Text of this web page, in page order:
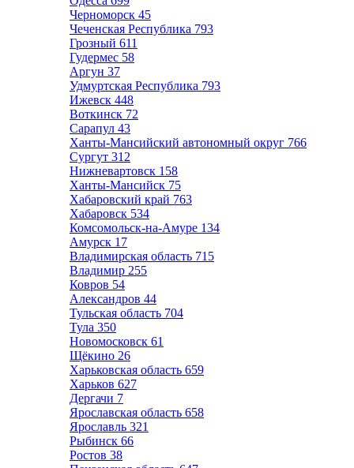
Черноморск 45
Чеченская Республика 793
Грозный 611
Гудермес 58
Аргун 37
Удмуртская Республика 793
Ижевск 448
Воткинск 72
Сарапул 43
Ханты-Мансийский автономный округ 766
Сургут 312
Нижневартовск 158
Ханты-Мансийск 75
Хабаровский край 763
Хабаровск 534
Комсомольск-на-Амуре 134
Амурск 17
Владимирская область 715
Владимир 255
Ковров 54
Александров 44
Тульская область 704
Тула 350
Новомосковск 61
Щёкино 26
Харьковская область 659
Харьков 627
Дергачи 7
Ярославская область 658
Ярославль 321
Рыбинск 66
Ростов 38